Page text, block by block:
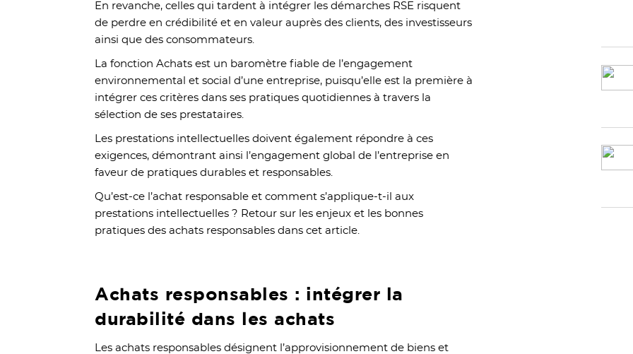
En revanche, celles qui tardent à intégrer les démarches RSE risquent
de perdre en crédibilité et en valeur auprès des clients, des investisseurs
ainsi que des consommateurs.
La fonction Achats est un baromètre fiable de l’engagement
environnemental et social d’une entreprise, puisqu’elle est la première à
intégrer ces critères dans ses pratiques quotidiennes à travers la
sélection de ses prestataires.
Les prestations intellectuelles doivent également répondre à ces
exigences, démontrant ainsi l’engagement global de l’entreprise en
faveur de pratiques durables et responsables.
Qu’est-ce l’achat responsable et comment s’applique-t-il aux
prestations intellectuelles ? Retour sur les enjeux et les bonnes
pratiques des achats responsables dans cet article.
Achats responsables : intégrer la
durabilité dans les achats
Les achats responsables désignent l’approvisionnement de biens et